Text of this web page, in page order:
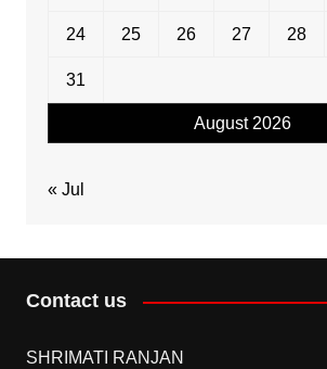
August 2026
24 25 26 27 28
31
« Jul
Contact us
SHRIMATI RANJAN